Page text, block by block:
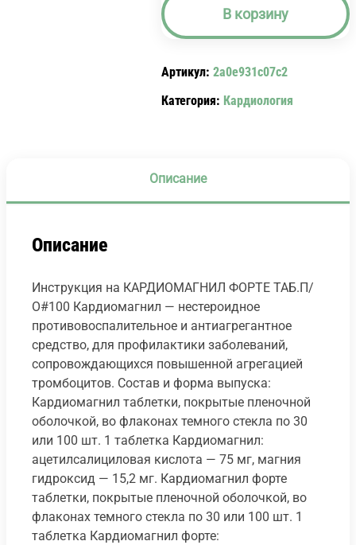
ФОРТЕ
ТАБ.П/
150
МГ
В корзину
Артикул: 2a0e931c07c2
Категория: Кардиология
Описание
Описание
Инструкция на КАРДИОМАГНИЛ ФОРТЕ ТАБ.П/
О#100 Кардиомагнил — нестероидное
противовоспалительное и антиагрегантное
средство, для профилактики заболеваний,
сопровождающихся повышенной агрегацией
тромбоцитов. Состав и форма выпуска:
Кардиомагнил таблетки, покрытые пленочной
оболочкой, во флаконах темного стекла по 30
или 100 шт. 1 таблетка Кардиомагнил:
ацетилсалициловая кислота — 75 мг, магния
гидроксид — 15,2 мг. Кардиомагнил форте
таблетки, покрытые пленочной оболочкой, во
флаконах темного стекла по 30 или 100 шт. 1
таблетка Кардиомагнил форте: